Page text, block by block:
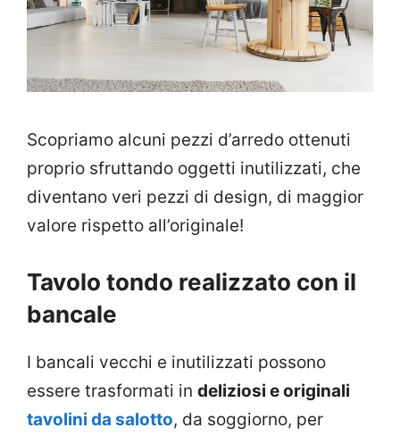
Scopriamo alcuni pezzi d’arredo ottenuti
proprio sfruttando oggetti inutilizzati, che
diventano veri pezzi di design, di maggior
valore rispetto all’originale!
Tavolo tondo realizzato con il
bancale
I bancali vecchi e inutilizzati possono
essere trasformati in deliziosi e originali
tavolini da salotto, da soggiorno, per